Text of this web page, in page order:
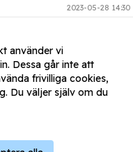
2023-05-28 14:30
2023-05-15 12:00
2023-05-13 09:58
använder vi
Dessa går inte att
frivilliga cookies,
Du väljer själv om du